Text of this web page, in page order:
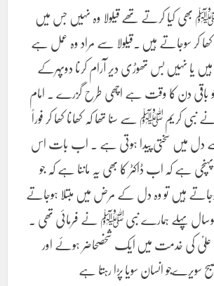
کیا کرتے تھے قیلولا وہ نہیں جس میں
کر سوجاتے ہیں ۔قیلولا سے مراد وہ عمل ہے
یا نہیں بس تھوڑی دیر آرام کرنا دوپہرکے
جو باقی دن کا وقت ہے اچھی طرح گزرے ۔ امام
نبی کریم ﷺ سے سنا تھا کہ کھانا کھا کر فوراً
دل میں سختی پیدا ہوتی ہے ۔ اب بات اس
ہے کہ اب ڈاکٹر کا بھی یہ ماننا ہے کہ جو
سوجاتے ہیں تو وہ دل کے مرض میں مبتلا ہوجاتے
پہلے ہمارے نبی ﷺ نے فرمائی تھی ۔
کی خدمت میں ایک شخصحاضر ہوئے اور
سویرےجو انسان سویا پڑا رہتا ہے